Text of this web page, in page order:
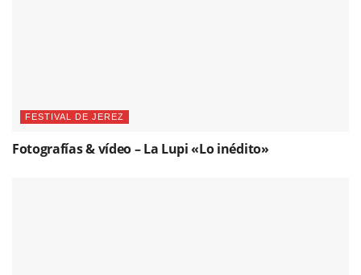
FESTIVAL DE JEREZ
Fotografías & vídeo – La Lupi «Lo inédito»